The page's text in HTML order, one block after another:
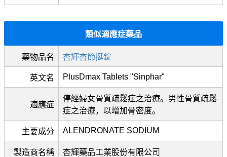
類似適應症藥品
藥物品名 杏輝杏節挺錠
英文名 PlusDmax Tablets "Sinphar"
適應症
停經婦女骨質疏鬆症之治療。男性骨質疏鬆
症之治療，以增加骨密度。
主要成分 ALENDRONATE SODIUM
製造商名稱 杏輝藥品工業股份有限公司